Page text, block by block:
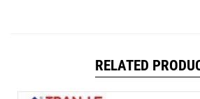
RELATED